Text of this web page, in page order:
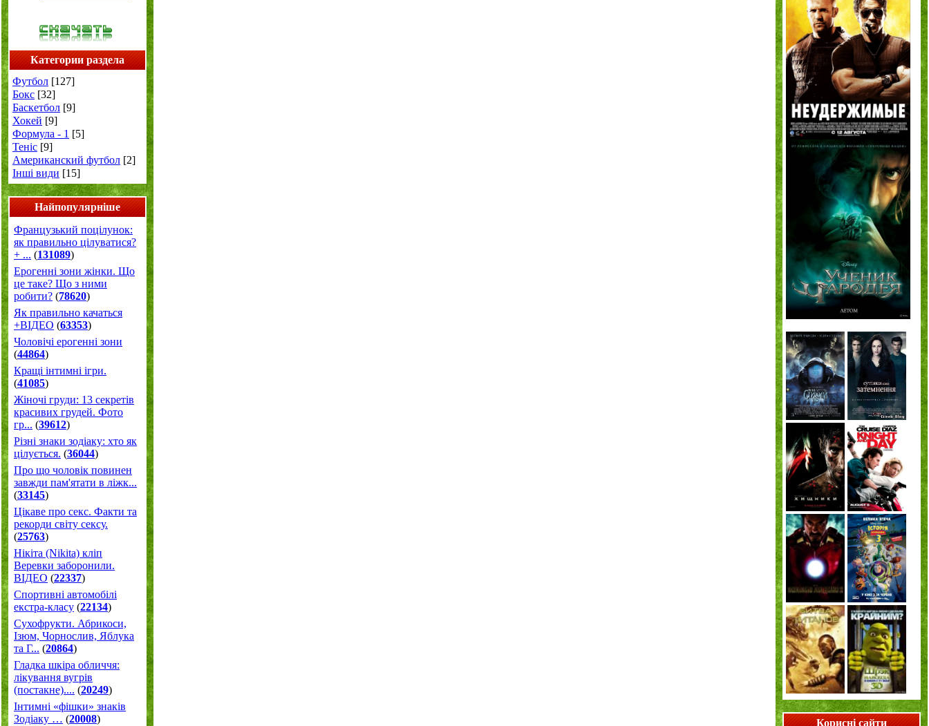
Категории раздела
Футбол [127]
Бокс [32]
Баскетбол [9]
Хокей [9]
Формула - 1 [5]
Теніс [9]
Американский футбол [2]
Інші види [15]
Найпопулярніше
Французький поцілунок:
як правильно цілуватися?
+ ... (131089)
Ерогенні зони жінки. Що
це таке? Що з ними
робити? (78620)
Як правильно качаться
+ВІДЕО (63353)
Чоловічі ерогенні зони
(44864)
Кращі інтимні ігри.
(41085)
Жіночі груди: 13 секретів
красивих грудей. Фото
гр... (39612)
Різні знаки зодіаку: хто як
цілується. (36044)
Про що чоловік повинен
завжди пам'ятати в ліжк...
(33145)
Цікаве про секс. Факти та
рекорди світу сексу.
(25763)
Нікіта (Nikita) кліп
Веревки заборонили.
ВІДЕО (22337)
Спортивні автомобілі
екстра-класу (22134)
Cухофрукти. Абрикоси,
Ізюм, Чорнослив, Яблука
та Г... (20864)
Гладка шкіра обличчя:
лікування вугрів
(постакне).... (20249)
Інтимні «фішки» знаків
Зодіаку … (20008)
Корисні сайти